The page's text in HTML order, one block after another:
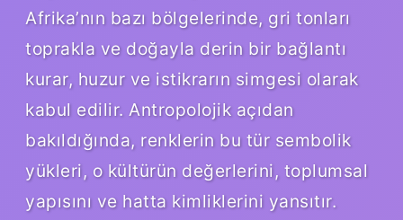
Afrika’nın bazı bölgelerinde, gri tonları
toprakla ve doğayla derin bir bağlantı
kurar, huzur ve istikrarın simgesi olarak
kabul edilir. Antropolojik açıdan
bakıldığında, renklerin bu tür sembolik
yükleri, o kültürün değerlerini, toplumsal
yapısını ve hatta kimliklerini yansıtır.